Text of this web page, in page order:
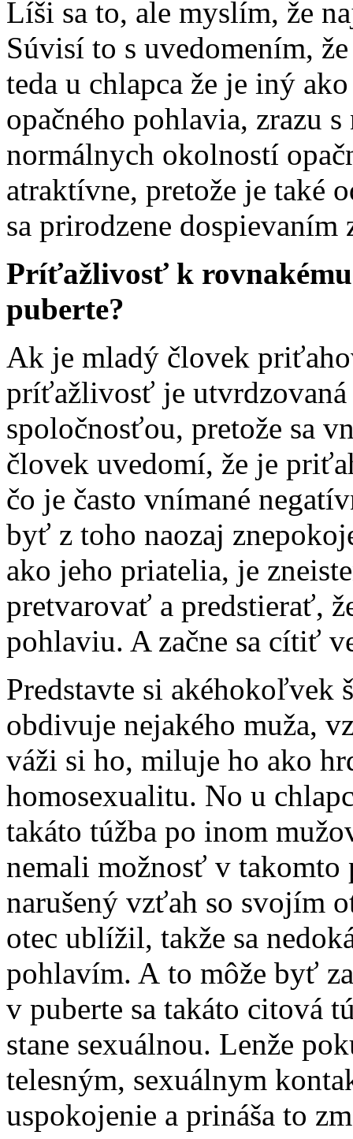
Líši sa to, ale myslím, že
Súvisí to s uvedomením,
teda u chlapca že je iný
opačného pohlavia, zrazu
normálnych okolností
atraktívne, pretože je také
sa prirodzene dospievaním
Príťažlivosť k
puberte?
Ak je mladý človek
príťažlivosť je
spoločnosťou, pretože sa
človek uvedomí, že je
čo je často vnímané
byť z toho naozaj
ako jeho priatelia, je
pretvarovať a predstierať,
pohlaviu. A začne sa cítiť
Predstavte si akéhokoľvek
obdivuje nejakého muža,
váži si ho, miluje ho ako
homosexualitu. No u
takáto túžba po inom
nemali možnosť v takomto
narušený vzťah so svojím
otec ublížil, takže sa
pohlavím. A to môže byť
v puberte sa takáto citová
stane sexuálnou. Lenže
telesným, sexuálnym
uspokojenie a prináša to